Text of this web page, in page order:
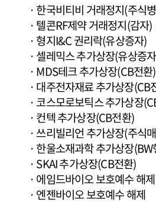
· 한국비티비 거래정지(주식
· 텔콘RF제약 거래정지(감자)
· 형지I&C 권리락(유상증자)
· 셀레믹스 추가상장(유상증
· MDS테크 추가상장(CB전환)
· 대주전자재료 추가상장(CB
· 코스모로보틱스 추가상장
· 컨텍 추가상장(CB전환)
· 쓰리빌리언 추가상장(주식
· 한울소재과학 추가상장
· SKAI 추가상장(CB전환)
· 에임드바이오 보호예수 해제
· 엔젠바이오 보호예수 해제